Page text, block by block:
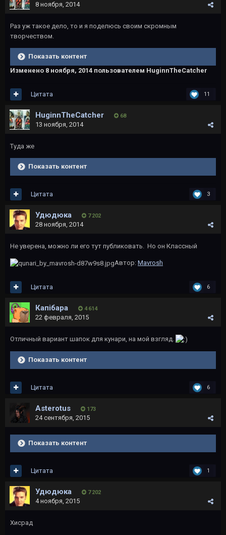
8 ноября, 2014
Раз уж такое дело, то и я поделюсь своим скромным
творчеством.
Показать контент
Изменено 8 ноября, 2014 пользователем HuginnTheCatcher
11
Цитата
HuginnTheCatcher 68
13 ноября, 2014
Туда же
Показать контент
3
Цитата
Удюдюка 7 202
28 ноября, 2014
Не уверена, можно ли его тут публиковать. Но он Классный
Автор: Mavrosh
6
Цитата
Капібара 4 614
22 февраля, 2015
Отличный вариант шапок для кунари, на мой взгляд.
Показать контент
6
Цитата
Asterotus 173
24 сентября, 2015
Показать контент
1
Цитата
Удюдюка 7 202
4 ноября, 2015
Хисрад